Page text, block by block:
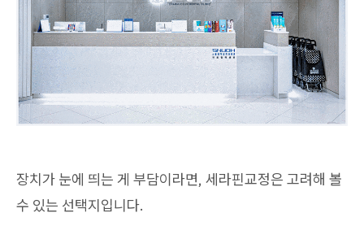
장치가 눈에 띄는 게 부담이라면, 세라핀교정은 고려해 볼
수 있는 선택지입니다.